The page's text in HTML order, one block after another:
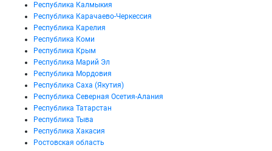
Республика Калмыкия
Республика Карачаево-Черкессия
Республика Карелия
Республика Коми
Республика Крым
Республика Марий Эл
Республика Мордовия
Республика Саха (Якутия)
Республика Северная Осетия-Алания
Республика Татарстан
Республика Тыва
Республика Хакасия
Ростовская область